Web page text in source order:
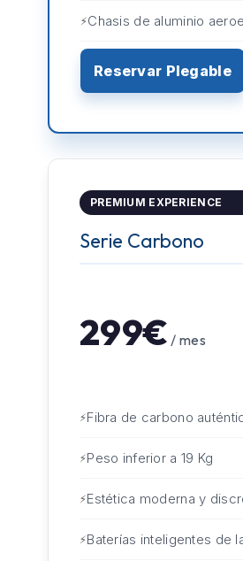
Chasis de aluminio
Reservar Plegable
PREMIUM EXPERIENCE
Serie Carbono
299€ / mes
Fibra de carbono
Peso inferior a 19 Kg
Estética moderna y
Baterías inteligentes de